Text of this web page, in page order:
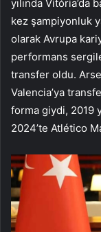
yılında Vitória’da
kez şampiyonluk
olarak Avrupa
performans
transfer oldu.
Valencia’ya
forma giydi, 2019
2024’te Atlético